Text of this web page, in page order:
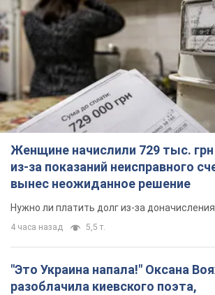
Женщине начислили 729 тыс. грн
из-за показаний неисправного
вынес неожиданное решение
Нужно ли платить долг из-за доначисления
4 часа назад 5,5 т.
"Это Украина напала!" Оксана
разоблачила киевского поэта,